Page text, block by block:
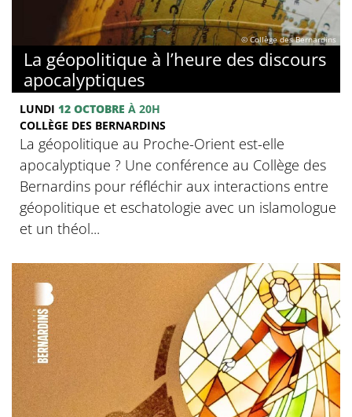
© Collège des Bernardins
La géopolitique à l’heure des discours
apocalyptiques
LUNDI 12 OCTOBRE À 20H
COLLÈGE DES BERNARDINS
La géopolitique au Proche-Orient est-elle
apocalyptique ? Une conférence au Collège des
Bernardins pour réfléchir aux interactions entre
géopolitique et eschatologie avec un islamologue
et un théol...